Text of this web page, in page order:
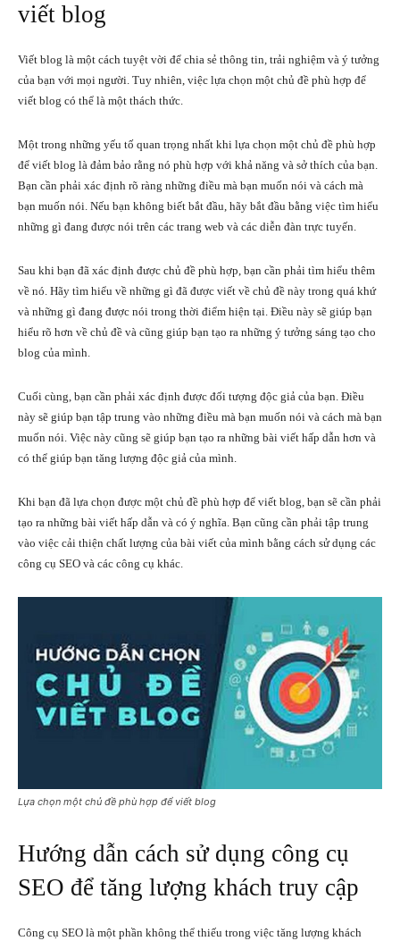
viết blog
Viết blog là một cách tuyệt vời để chia sẻ thông tin, trải nghiệm và ý tưởng
của bạn với mọi người. Tuy nhiên, việc lựa chọn một chủ đề phù hợp để
viết blog có thể là một thách thức.
Một trong những yếu tố quan trọng nhất khi lựa chọn một chủ đề phù hợp
để viết blog là đảm bảo rằng nó phù hợp với khả năng và sở thích của bạn.
Bạn cần phải xác định rõ ràng những điều mà bạn muốn nói và cách mà
bạn muốn nói. Nếu bạn không biết bắt đầu, hãy bắt đầu bằng việc tìm hiểu
những gì đang được nói trên các trang web và các diễn đàn trực tuyến.
Sau khi bạn đã xác định được chủ đề phù hợp, bạn cần phải tìm hiểu thêm
về nó. Hãy tìm hiểu về những gì đã được viết về chủ đề này trong quá khứ
và những gì đang được nói trong thời điểm hiện tại. Điều này sẽ giúp bạn
hiểu rõ hơn về chủ đề và cũng giúp bạn tạo ra những ý tưởng sáng tạo cho
blog của mình.
Cuối cùng, bạn cần phải xác định được đối tượng độc giả của bạn. Điều
này sẽ giúp bạn tập trung vào những điều mà bạn muốn nói và cách mà bạn
muốn nói. Việc này cũng sẽ giúp bạn tạo ra những bài viết hấp dẫn hơn và
có thể giúp bạn tăng lượng độc giả của mình.
Khi bạn đã lựa chọn được một chủ đề phù hợp để viết blog, bạn sẽ cần phải
tạo ra những bài viết hấp dẫn và có ý nghĩa. Bạn cũng cần phải tập trung
vào việc cải thiện chất lượng của bài viết của mình bằng cách sử dụng các
công cụ SEO và các công cụ khác.
Lựa chọn một chủ đề phù hợp để viết blog
Hướng dẫn cách sử dụng công cụ
SEO để tăng lượng khách truy cập
Công cụ SEO là một phần không thể thiếu trong việc tăng lượng khách